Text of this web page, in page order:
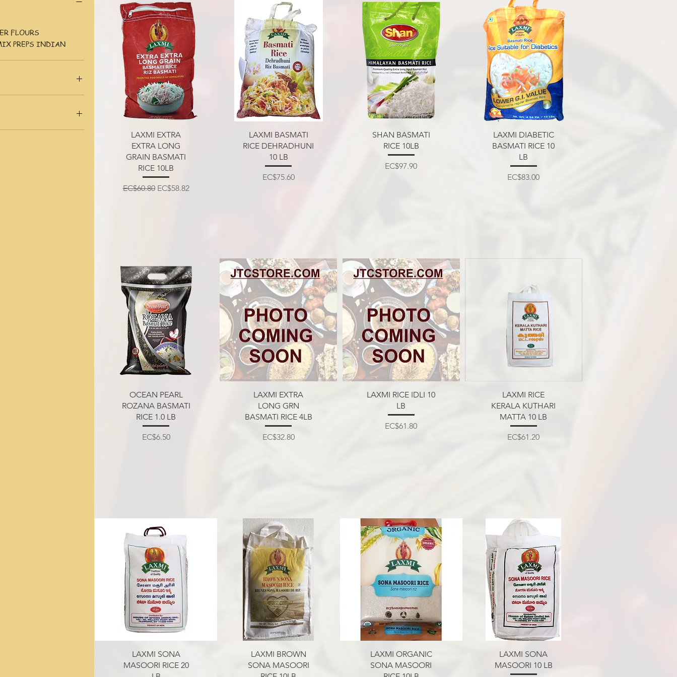
FLOURS
PREPS INDIAN
त्वरित दृश्य
LAXMI EXTRA
EXTRA LONG
GRAIN BASMATI
RICE 10LB
नियमित मूल्य
EC$60.80 बिक्री मूल्य
EC$58.82
त्वरित दृश्य
LAXMI BASMATI
RICE DEHRADHUNI
10 LB
मूल्य
EC$75.60
त्वरित दृश्य
SHAN BASMATI
RICE 10LB
मूल्य
EC$97.90
त्वरित दृश्य
LAXMI DIABETIC
BASMATI RICE 10
LB
मूल्य
EC$83.00
त्वरित दृश्य
OCEAN PEARL
ROZANA BASMATI
RICE 1.0 LB
मूल्य
EC$6.50
त्वरित दृश्य
LAXMI EXTRA
LONG GRN
BASMATI RICE 4LB
मूल्य
EC$32.80
त्वरित दृश्य
LAXMI RICE IDLI 10
LB
मूल्य
EC$61.80
त्वरित दृश्य
LAXMI RICE
KERALA KUTHARI
MATTA 10 LB
मूल्य
EC$61.20
त्वरित दृश्य
LAXMI SONA
MASOORI RICE 20
त्वरित दृश्य
LAXMI BROWN
SONA MASOORI
त्वरित दृश्य
LAXMI ORGANIC
SONA MASOORI
त्वरित दृश्य
LAXMI SONA
MASOORI 10 LB